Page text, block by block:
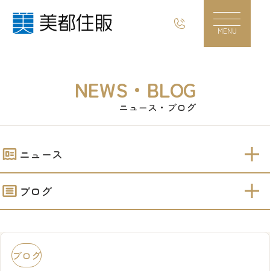
事務所ビル完成！！｜美都住販
MENU
NEWS・BLOG
ニュース・ブログ
ニュース
ブログ
ブログ